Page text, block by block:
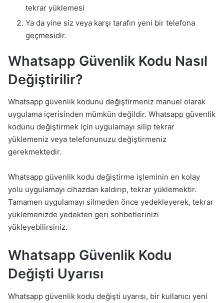
tekrar yüklemesi
Ya da yine siz veya karşı tarafın yeni bir telefona
geçmesidir.
Whatsapp Güvenlik Kodu Nasıl
Değiştirilir?
Whatsapp güvenlik kodunu değiştirmeniz manuel olarak
uygulama içerisinden mümkün değildir. Whatsapp güvenlik
kodunu değiştirmek için uygulamayı silip tekrar
yüklemeniz veya telefonunuzu değiştirmeniz
gerekmektedir.
Whatsapp güvenlik kodu değiştirme işleminin en kolay
yolu uygulamayı cihazdan kaldırıp, tekrar yüklemektir.
Tamamen uygulamayı silmeden önce yedekleyerek, tekrar
yüklemenizde yedekten geri sohbetlerinizi
yükleyebilirsiniz.
Whatsapp Güvenlik Kodu
Değişti Uyarısı
Whatsapp güvenlik kodu değişti uyarısı, bir kullanıcı yeni